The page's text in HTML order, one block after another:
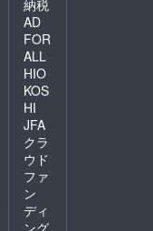
納税
AD
FOR
ALL
HIO
KOS
HI
JFA
クラ
ウド
ファ
ン
ディ